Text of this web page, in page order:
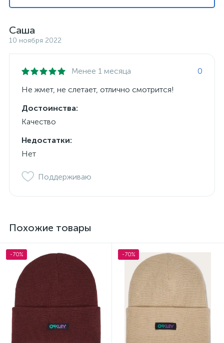
Саша
10 ноября 2022
Менее 1 месяца
0
Не жмет, не слетает, отлично смотрится!
Достоинства:
Качество
Недостатки:
Нет
Поддерживаю
Похожие товары
-70% -70%